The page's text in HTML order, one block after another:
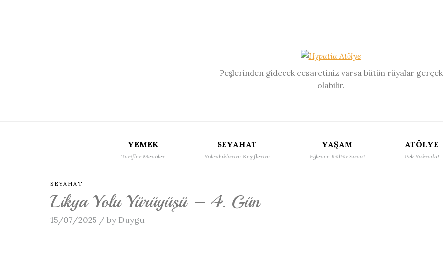
Peşlerinden gidecek cesaretiniz varsa bütün rüyalar gerçek
olabilir.
YEMEK
Tarifler Menüler
SEYAHAT
Yolculuklarım Keşiflerim
YAŞAM
Eğlence Kültür Sanat
ATÖLYE
Pek Yakında!
SEYAHAT
Likya Yolu Yürüyüşü – 4. Gün
15/07/2025 / by Duygu